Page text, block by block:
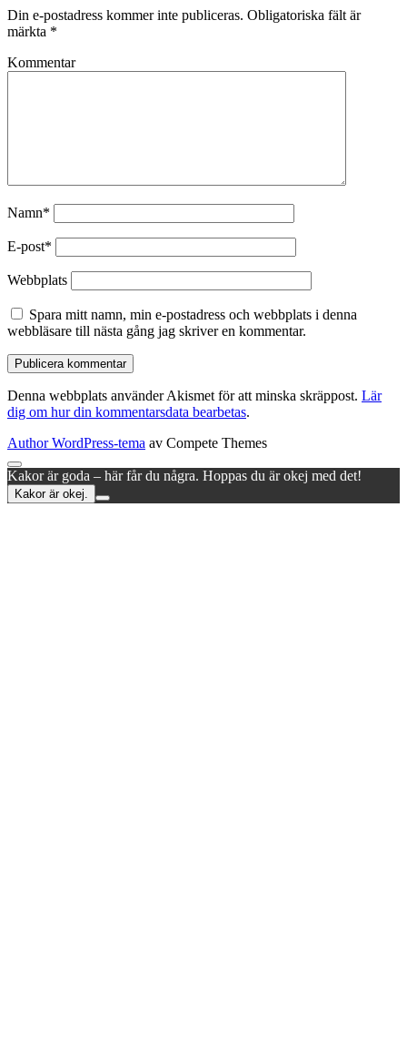
Din e-postadress kommer inte publiceras. Obligatoriska fält är
märkta *
Kommentar
Namn*
E-post*
Webbplats
Spara mitt namn, min e-postadress och webbplats i denna
webbläsare till nästa gång jag skriver en kommentar.
Denna webbplats använder Akismet för att minska skräppost. Lär
dig om hur din kommentarsdata bearbetas.
Author WordPress-tema av Compete Themes
Rulla
till
toppen
Kakor är goda – här får du några. Hoppas du är okej med det!
Kakor är okej.